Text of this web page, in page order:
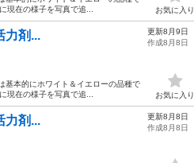
現在の様子を写真で追...
お気に入り
力剤...
本的にホワイト＆イエローの品種で
現在の様子を写真で追...
更新8月9日
作成8月8日
お気に入り
力剤...
更新8月8日
作成8月8日